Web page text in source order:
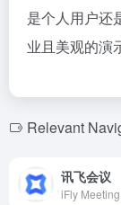
是个人用户还
业且美观的演
Relevant
讯飞会议